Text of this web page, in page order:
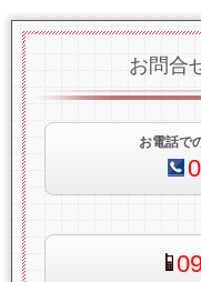
お問合
お電話で